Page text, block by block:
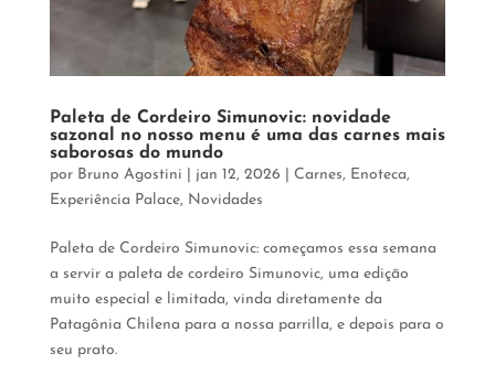
Paleta de Cordeiro Simunovic: novidade
sazonal no nosso menu é uma das carnes mais
saborosas do mundo
por Bruno Agostini jan 12, 2026 Carnes, Enoteca,
Experiência Palace, Novidades
Paleta de Cordeiro Simunovic: começamos essa semana
a servir a paleta de cordeiro Simunovic, uma edição
muito especial e limitada, vinda diretamente da
Patagônia Chilena para a nossa parrilla, e depois para o
seu prato.